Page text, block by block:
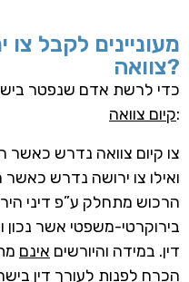
מעוניינים לקבל צו
צוואה?
כדי לרשת אדם שנפטר
קיום צוואה:
צו קיום צוואה נדרש כאשר
ואילו צו ירושה נדרש
הרכוש מתחלק ע”פ דיני
בירוקרטי-משפטי אשר
דין. במידה והיורשים אינם
הכרח לפנות לעורך דין